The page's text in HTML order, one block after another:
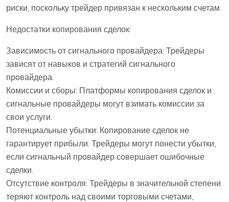
риски, поскольку трейдер привязан к нескольким счетам.
Недостатки копирования сделок:
Зависимость от сигнального провайдера: Трейдеры
зависят от навыков и стратегий сигнального
провайдера.
Комиссии и сборы: Платформы копирования сделок и
сигнальные провайдеры могут взимать комиссии за
свои услуги.
Потенциальные убытки: Копирование сделок не
гарантирует прибыли. Трейдеры могут понести убытки,
если сигнальный провайдер совершает ошибочные
сделки.
Отсутствие контроля: Трейдеры в значительной степени
теряют контроль над своими торговыми счетами,